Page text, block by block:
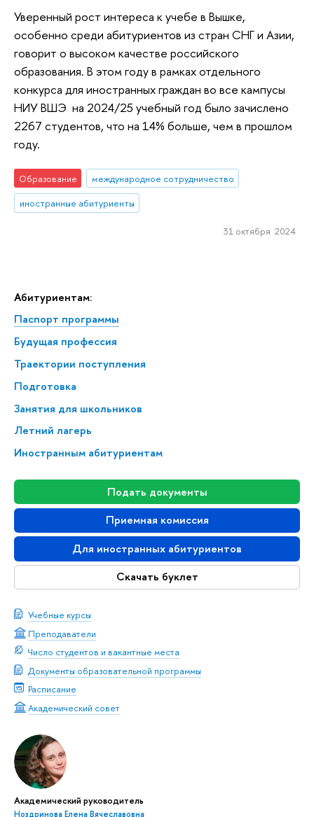
Абитуриентам:
Паспорт программы
Будущая профессия
Траектории поступления
Подготовка
Занятия для школьников
Летний лагерь
Иностранным абитуриентам
Подать документы
Приемная комиссия
Для иностранных абитуриентов
Скачать буклет
Учебные курсы
Преподаватели
Число студентов и вакантные места
Документы образовательной программы
Расписание
Академический совет
Академический руководитель
Ноздринова Елена Вячеславовна
Уверенный рост интереса к учебе в Вышке,
особенно среди абитуриентов из стран СНГ и Азии,
говорит о высоком качестве российского
образования. В этом году в рамках отдельного
конкурса для иностранных граждан во все кампусы
НИУ ВШЭ на 2024/25 учебный год было зачислено
2267 студентов, что на 14% больше, чем в прошлом
году.
Образование
международное сотрудничество
иностранные абитуриенты
31 октября 2024